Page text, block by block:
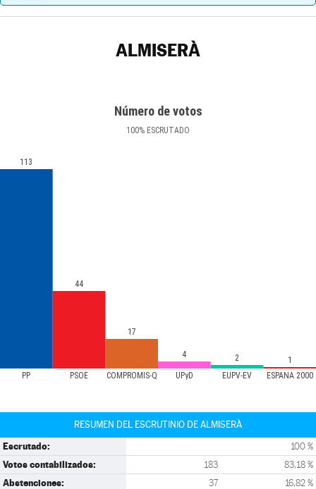
ALMISERÀ
Número de votos
100% ESCRUTADO
PP PSOE COMPROMÍS-Q UPyD EUPV-EV ESPAÑA 2000
113
44
17
4 2 1
RESUMEN DEL ESCRUTINIO DE ALMISERÀ
Escrutado: 100 %
Votos contabilizados: 183 83,18 %
Abstenciones: 37 16,82 %